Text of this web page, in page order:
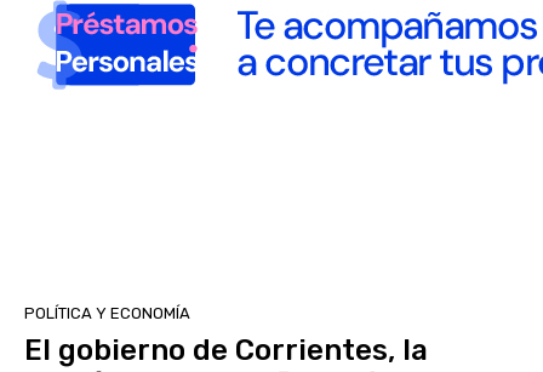
POLÍTICA Y ECONOMÍA
El gobierno de Corrientes, la